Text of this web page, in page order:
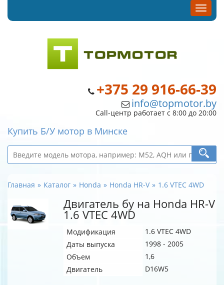
+375 29 916-66-39
info@topmotor.by
Call-центр работает с 8:00 до 20:00
Купить Б/У мотор в Минске
Главная Каталог Honda Honda HR-V 1.6 VTEC 4WD
Двигатель бу на Honda HR-V
1.6 VTEC 4WD
Модификация
1.6 VTEC 4WD
Даты выпуска
1998 - 2005
Объем
1,6
Двигатель
D16W5